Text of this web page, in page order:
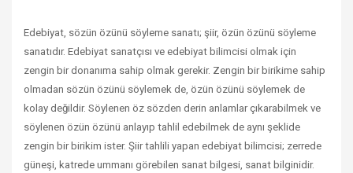
Edebiyat, sözün özünü söyleme sanatı; şiir, özün özünü söyleme
sanatıdır. Edebiyat sanatçısı ve edebiyat bilimcisi olmak için
zengin bir donanıma sahip olmak gerekir. Zengin bir birikime sahip
olmadan sözün özünü söylemek de, özün özünü söylemek de
kolay değildir. Söylenen öz sözden derin anlamlar çıkarabilmek ve
söylenen özün özünü anlayıp tahlil edebilmek de aynı şeklide
zengin bir birikim ister. Şiir tahlili yapan edebiyat bilimcisi; zerrede
güneşi, katrede ummanı görebilen sanat bilgesi, sanat bilginidir.